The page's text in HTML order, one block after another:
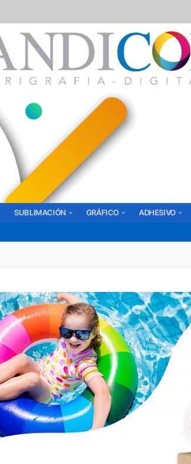
SUBLIMACIÓN GRÁFICO ADHESIVO